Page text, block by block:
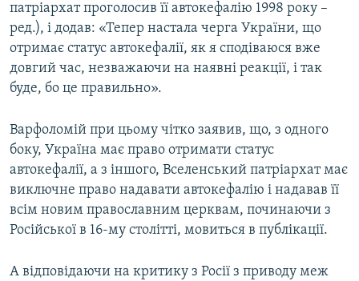
патріархат проголосив її автокефалію 1998 року –
ред.), і додав: «Тепер настала черга України, що
отримає статус автокефалії, як я сподіваюся вже
довгий час, незважаючи на наявні реакції, і так
буде, бо це правильно».
Варфоломій при цьому чітко заявив, що, з одного
боку, Україна має право отримати статус
автокефалії, а з іншого, Вселенський патріархат має
виключне право надавати автокефалію і надавав її
всім новим православним церквам, починаючи з
Російської в 16-му столітті, мовиться в публікації.
А відповідаючи на критику з Росії з приводу меж